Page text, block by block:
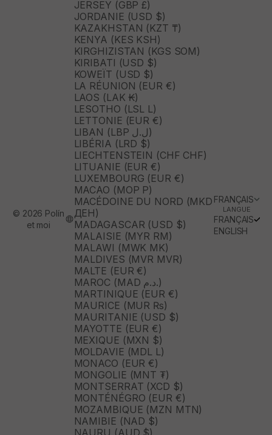
JERSEY (GBP £)
JORDANIE (USD $)
KAZAKHSTAN (KZT ₸)
KENYA (KES KSH)
KIRGHIZISTAN (KGS SOM)
KIRIBATI (USD $)
KOWEÏT (USD $)
LA RÉUNION (EUR €)
LAOS (LAK ₭)
LESOTHO (LSL L)
LETTONIE (EUR €)
LIBAN (LBP ل.ل)
LIBÉRIA (LRD $)
LIECHTENSTEIN (CHF CHF)
LITUANIE (EUR €)
LUXEMBOURG (EUR €)
MACAO (MOP P)
MACÉDOINE DU NORD (MKD
ДЕН)
MADAGASCAR (USD $)
MALAISIE (MYR RM)
MALAWI (MWK MK)
MALDIVES (MVR MVR)
MALTE (EUR €)
MAROC (MAD د.م.)
MARTINIQUE (EUR €)
MAURICE (MUR ₨)
MAURITANIE (USD $)
MAYOTTE (EUR €)
MEXIQUE (MXN $)
MOLDAVIE (MDL L)
MONACO (EUR €)
MONGOLIE (MNT ₮)
MONTSERRAT (XCD $)
MONTÉNÉGRO (EUR €)
MOZAMBIQUE (MZN MTN)
NAMIBIE (NAD $)
FRANÇAIS
LANGUE
FRANÇAIS
ENGLISH
© 2026 Polín
et moi